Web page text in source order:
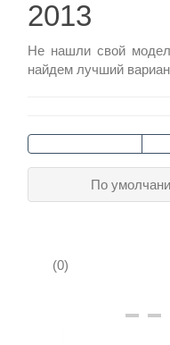
113-
Контакты
2013
Не нашли свой
найдем лучший
По
(0)